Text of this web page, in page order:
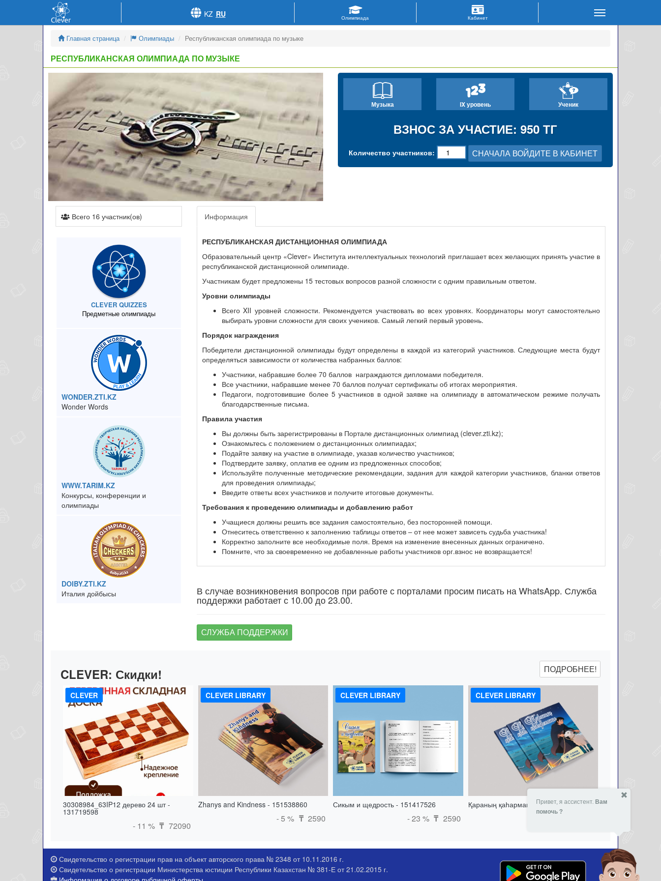
Главная страница Олимпиады Республиканская олимпиада по музыке
РЕСПУБЛИКАНСКАЯ ОЛИМПИАДА ПО МУЗЫКЕ
Музыка IX уровень Ученик
ВЗНОС ЗА УЧАСТИЕ: 950 ТГ
Количество участников: СНАЧАЛА ВОЙДИТЕ В КАБИНЕТ
Всего 16 участник(ов)
CLEVER QUIZZES
Предметные олимпиады
WONDER.ZTI.KZ
Wonder Words
WWW.TARIM.KZ
Конкурсы, конференции и
олимпиады
DOIBY.ZTI.KZ
Италия дойбысы
Информация
РЕСПУБЛИКАНСКАЯ ДИСТАНЦИОННАЯ ОЛИМПИАДА
Образовательный центр «Clever» Института интеллектуальных технологий приглашает всех желающих принять участие в
республиканской дистанционной олимпиаде.
Участникам будет предложены 15 тестовых вопросов разной сложности с одним правильным ответом.
Уровни олимпиады
Всего XII уровней сложности. Рекомендуется участвовать во всех уровнях. Координаторы могут самостоятельно
выбирать уровни сложности для своих учеников. Самый легкий первый уровень.
Порядок награждения
Победители дистанционной олимпиады будут определены в каждой из категорий участников. Следующие места будут
определяться зависимости от количества набранных баллов:
Участники, набравшие более 70 баллов награждаются дипломами победителя.
Все участники, набравшие менее 70 баллов получат сертификаты об итогах мероприятия.
Педагоги, подготовившие более 5 участников в одной заявке на олимпиаду в автоматическом режиме получать
благодарственные письма.
Правила участия
Вы должны быть зарегистрированы в Портале дистанционных олимпиад (clever.zti.kz);
Ознакомьтесь с положением о дистанционных олимпиадах;
Подайте заявку на участие в олимпиаде, указав количество участников;
Подтвердите заявку, оплатив ее одним из предложенных способов;
Используйте полученные методические рекомендации, задания для каждой категории участников, бланки ответов
для проведения олимпиады;
Введите ответы всех участников и получите итоговые документы.
Требования к проведению олимпиады и добавлению работ
Учащиеся должны решить все задания самостоятельно, без посторонней помощи.
Отнеситесь ответственно к заполнению таблицы ответов – от нее может зависеть судьба участника!
Корректно заполните все необходимые поля. Время на изменение внесенных данных ограничено.
Помните, что за своевременно не добавленные работы участников орг.взнос не возвращается!
В случае возникновения вопросов при работе с порталами просим писать на WhatsApp. Служба
поддержки работает с 10.00 до 23.00.
СЛУЖБА ПОДДЕРЖКИ
CLEVER: Скидки! ПОДРОБНЕЕ!
CLEVER
30308984_63IP12 дерево 24 шт -
131719598
- 11 % ₸ 72090
CLEVER LIBRARY
Zhanys and Kindness - 151538860
- 5 % ₸ 2590
CLEVER LIBRARY
Сикым и щедрость - 151417526
- 23 % ₸ 2590
CLEVER LIBRARY
Қараның қаһарманы - 151134584
Свидетельство о регистрации прав на объект авторского права № 2348 от 10.11.2016 г.
Свидетельство о регистрации Министерства юстиции Республики Казахстан № 381-Е от 21.02.2015 г.
KZ RU
Привет, я ассистент. Вам
помочь ?